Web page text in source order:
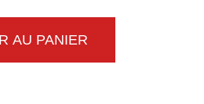
AU PANIER